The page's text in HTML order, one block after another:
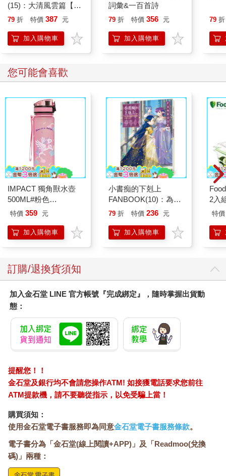
有一位很好很好的同學。
他的名字叫「莊正和」。
他與我是《雄工青年》的主編。
他的姓名是「洪積強」。
他在假日，騎摩托車，往返雲林彰化之間，在員林一帶。
那時，我尚在學校。
聞訊，大哭！
以前的我，只知道人不能呼吸，伸腿瞪眼，身子不能動。
這就是「死」。
現在的我。
更明白「死」是什麼？
我告訴大家：
「我早就死了！」
我是一位拖著「死屍」的「活死人」。
這是怎麼說？
因為我明白：
法非法。
我是幻身，法是幻法，事是幻事，我們在人間，全是幻人行幻
事。
我見道之後，始知：
幻化人間。
我到了這一個境界時，才明白，釋迦牟尼佛在菩提樹下證道時。
佛陀就想：
「湼槃寂靜」。
無所有。
空無邊。
識無邊。
非非想。
這是「四空天」的名字。
佛陀一證道，就想「出離人間」，這也就是「知幻離幻」。
(15)：大清風雲篇【萌
貓漫畫學歷史】
79 折 特價 387 元
加入購物車
詞彙&一百首詩
79 折 特價 356 元
加入購物車
79 折
您可能會喜歡
IMPACT 獨角獸水壺
500ML#粉色
IM00B11PK
特價 359 元
加入購物車
小書痴的下剋上
FANBOOK(10)：為了
成為圖書管理員不擇手
79 折 特價 236 元
加入購物車
2入
特價
訂購/退換貨須知
加入金石堂 LINE 官方帳號『完成綁定』，隨時掌握出貨動
態：
提醒您！！
金石堂及銀行均不會請您操作ATM! 如接獲電話要求您前往
ATM提款機，請不要聽從指示，以免受騙上當！
購買須知：
使用金石堂電子書服務即為同意金石堂電子書服務條款。
電子書分為「金石堂(線上閱讀+APP)」及「Readmoo(兌換
碼)」兩種：